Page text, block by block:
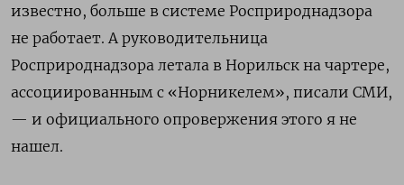
известно, больше в системе Росприроднадзора
не работает. А руководительница
Росприроднадзора летала в Норильск на чартере,
ассоциированным с «Норникелем», писали СМИ,
— и официального опровержения этого я не
нашел.